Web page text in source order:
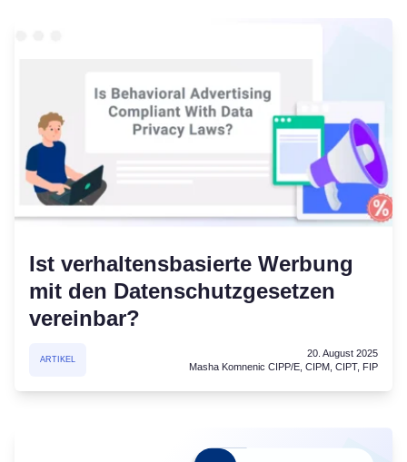
Ist verhaltensbasierte Werbung
mit den Datenschutzgesetzen
vereinbar?
ARTIKEL
20. August 2025
Masha Komnenic CIPP/E, CIPM, CIPT, FIP